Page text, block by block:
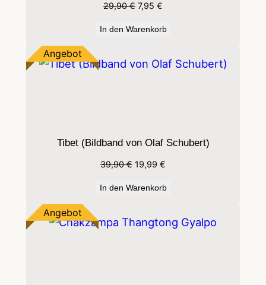
29,90€ Ursprünglicher
war:
7,95 €
ist:
In den Warenkorb
AngebotProdukt
im
Tibet (Bildband von Olaf Schubert)
39,90€ Ursprünglicher
war:
19,99 €
ist:
In den Warenkorb
AngebotProdukt
im